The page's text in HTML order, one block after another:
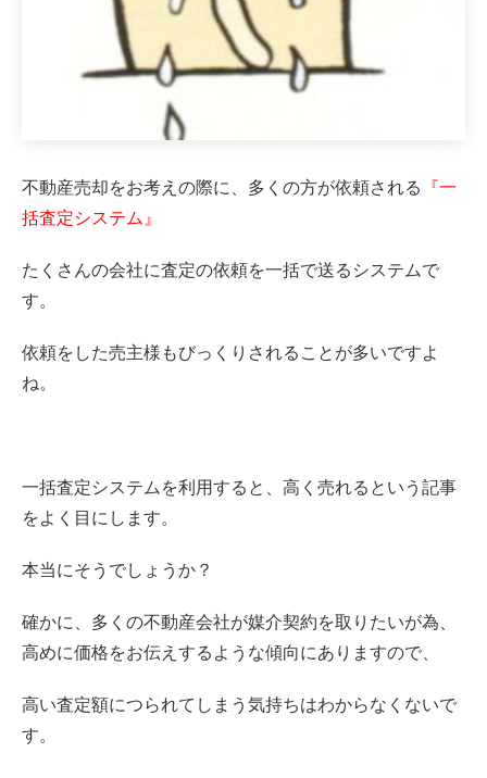
不動産売却をお考えの際に、多くの方が依頼される 『一
括査定システム』
たくさんの会社に査定の依頼を一括で送るシステムで
す。
依頼をした売主様もびっくりされることが多いですよ
ね。
一括査定システムを利用すると、高く売れるという記事
をよく目にします。
本当にそうでしょうか？
確かに、多くの不動産会社が媒介契約を取りたいが為、
高めに価格をお伝えするような傾向にありますので、
高い査定額につられてしまう気持ちはわからなくないで
す。